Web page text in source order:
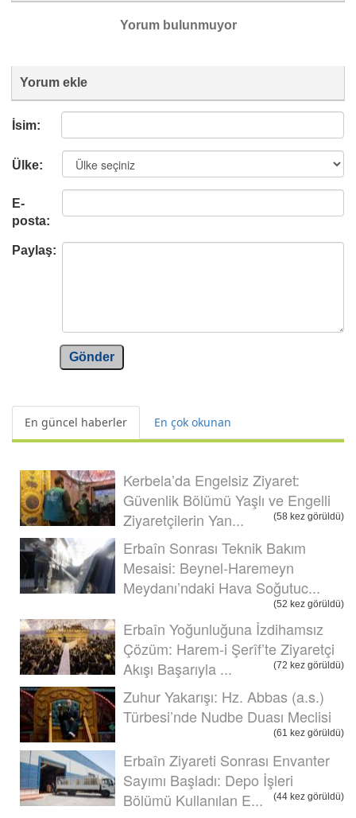
Yorum bulunmuyor
Yorum ekle
İsim:
Ülke:
E-
posta:
Paylaş:
Gönder
En güncel haberler En çok okunan
Kerbela’da Engelsiz Ziyaret:
Güvenlik Bölümü Yaşlı ve Engelli
Ziyaretçilerin Yan...
(58 kez görüldü)
Erbaîn Sonrası Teknik Bakım
Mesaisi: Beynel-Haremeyn
Meydanı’ndaki Hava Soğutuc...
(52 kez görüldü)
Erbaîn Yoğunluğuna İzdihamsız
Çözüm: Harem-i Şerîf’te Ziyaretçi
Akışı Başarıyla ...
(72 kez görüldü)
Zuhur Yakarışı: Hz. Abbas (a.s.)
Türbesi’nde Nudbe Duası Meclisi
(61 kez görüldü)
Erbaîn Ziyareti Sonrası Envanter
Sayımı Başladı: Depo İşleri
Bölümü Kullanılan E...
(44 kez görüldü)